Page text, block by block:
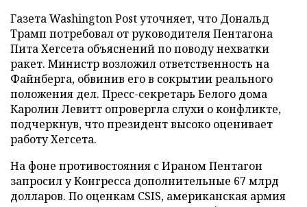
Газета Washington Post уточняет, что Дональд
Трамп потребовал от руководителя Пентагона
Пита Хегсета объяснений по поводу нехватки
ракет. Министр возложил ответственность на
Файнберга, обвинив его в сокрытии реального
положения дел. Пресс-секретарь Белого дома
Каролин Левитт опровергла слухи о конфликте,
подчеркнув, что президент высоко оценивает
работу Хегсета.
На фоне противостояния с Ираном Пентагон
запросил у Конгресса дополнительные 67 млрд
долларов. По оценкам CSIS, американская армия